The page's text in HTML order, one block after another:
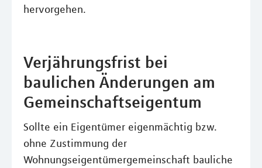
hervorgehen.
Verjährungsfrist bei
baulichen Änderungen am
Gemeinschaftseigentum
Sollte ein Eigentümer eigenmächtig bzw.
ohne Zustimmung der
Wohnungseigentümergemeinschaft bauliche